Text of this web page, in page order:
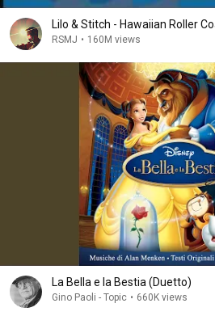
Lilo & Stitch - Hawaiian Roller
RSMJ • 160M views
La Bella e la Bestia (Duetto)
Gino Paoli - Topic • 660K views